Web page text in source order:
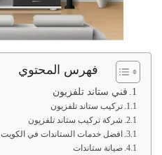
فهرس المحتوي
فني ستاند تلفزيون
تركيب ستاند تلفزيون
شركة تركيب ستاند تلفزيون
افضل خدمات الستاندات في الكويت
صيانة ستاندات